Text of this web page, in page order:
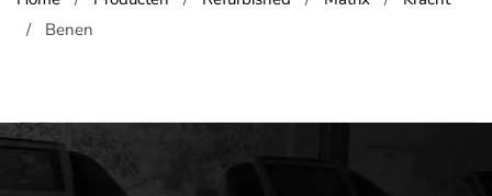
Benen